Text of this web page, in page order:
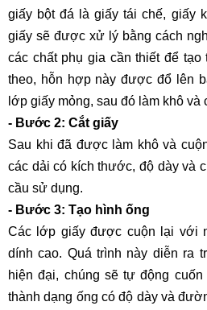
giấy bột đá là giấy tái chế, giấy
giấy sẽ được xử lý bằng cách
các chất phụ gia cần thiết để
theo, hỗn hợp này được đổ lên
lớp giấy mỏng, sau đó làm khô và
- Bước 2: Cắt giấy
Sau khi đã được làm khô và
các dải có kích thước, độ dày và
cầu sử dụng.
- Bước 3: Tạo hình ống
Các lớp giấy được cuộn lại với
dính cao. Quá trình này diễn ra
hiện đại, chúng sẽ tự động
thành dạng ống có độ dày và